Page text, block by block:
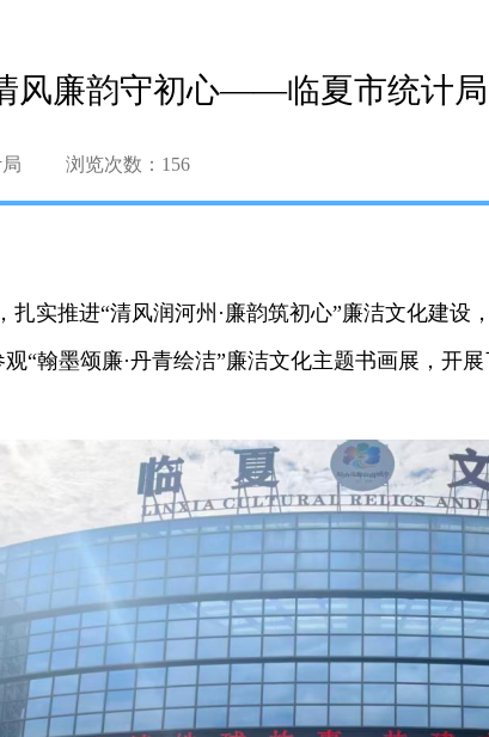
风廉韵守初心——临夏市统计
浏览次数： 156
实推进“清风润河州·廉韵筑初心”廉洁文化建设
观“翰墨颂廉·丹青绘洁”廉洁文化主题书画展，开